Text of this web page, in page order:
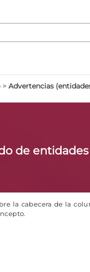
> Advertencias
de
la cabecera de la